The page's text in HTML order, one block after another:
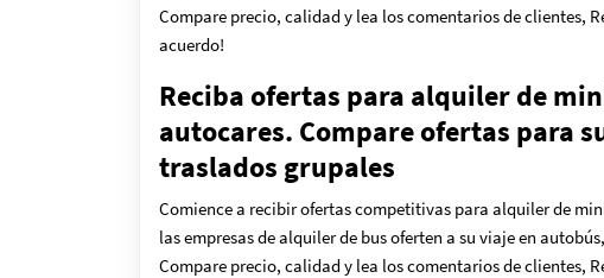
Compare precio, calidad y lea los comentarios de clientes,
acuerdo!
Reciba ofertas para alquiler de
autocares. Compare ofertas para
traslados grupales
Comience a recibir ofertas competitivas para alquiler de
las empresas de alquiler de bus oferten a su viaje en
Compare precio, calidad y lea los comentarios de clientes,